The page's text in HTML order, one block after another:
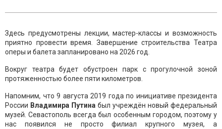
Здесь предусмотрены лекции, мастер-классы и возможность
приятно провести время. Завершение строительства Театра
оперы и балета запланировано на 2026 год.
Вокруг театра будет обустроен парк с прогулочной зоной
протяженностью более пяти километров.
Напомним, что 9 августа 2019 года по инициативе президента
России Владимира Путина был учреждён новый федеральный
музей. Севастополь всегда был особенным городом, поэтому у
нас появился не просто филиал крупного музея, а